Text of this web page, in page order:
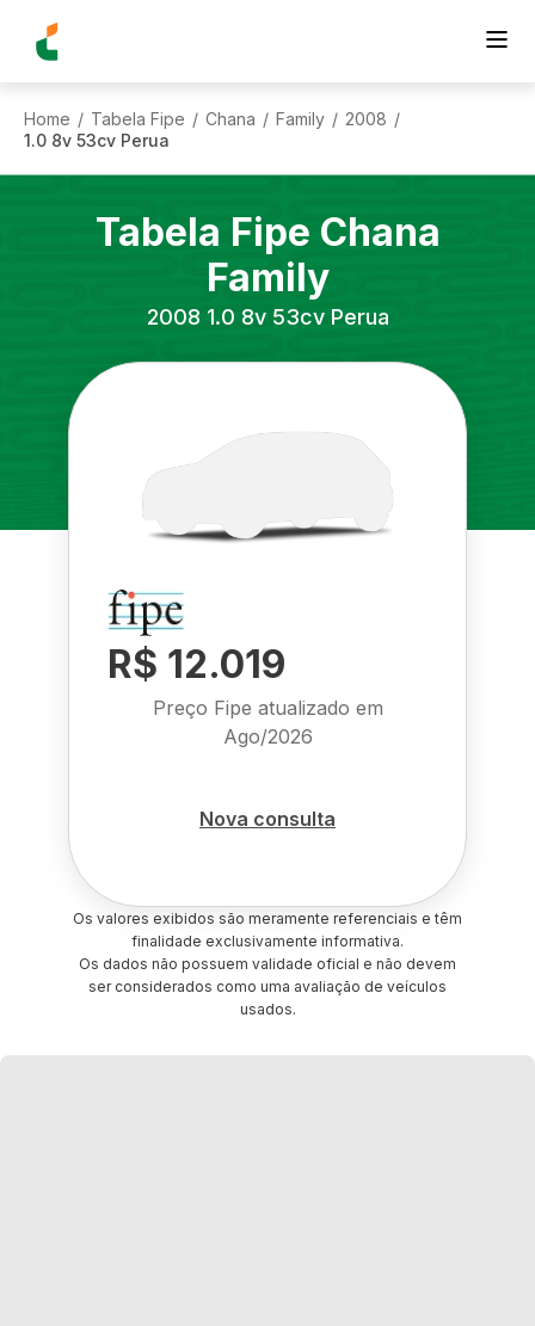
Home / Tabela Fipe / Chana / Family / 2008 /
1.0 8v 53cv Perua
Tabela Fipe Chana
Family
2008 1.0 8v 53cv Perua
R$ 12.019
Preço Fipe atualizado em
Ago/2026
Nova consulta
Os valores exibidos são meramente referenciais e têm
finalidade exclusivamente informativa.
Os dados não possuem validade oficial e não devem
ser considerados como uma avaliação de veículos
usados.